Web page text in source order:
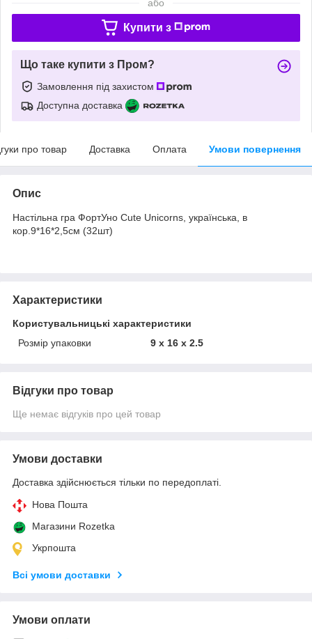
або
Купити з
Що таке купити з Пром?
Замовлення під захистом
Доступна доставка
про товар Доставка Оплата Умови повернення
Опис
Настільна гра ФортУно Cute Unicorns, українська, в
кор.9*16*2,5см (32шт)
Характеристики
Користувальницькі характеристики
Розмір упаковки
9 х 16 х 2.5
Відгуки про товар
Ще немає відгуків про цей товар
Умови доставки
Доставка здійснюється тільки по передоплаті.
Нова Пошта
Магазини Rozetka
Укрпошта
Всі умови доставки
Умови оплати